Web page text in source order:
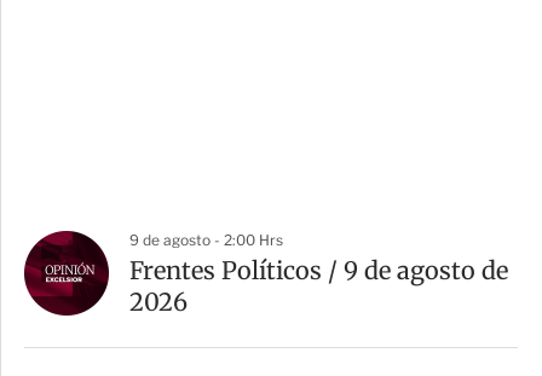
9 de agosto - 2:00 Hrs
Frentes Políticos / 9 de agosto de
2026